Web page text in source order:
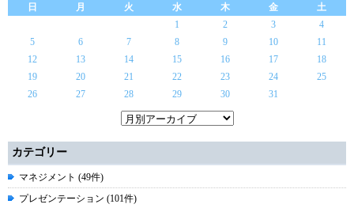
日
月 火 水 木 金
土
1
2 3
4
5
6 7 8 9 10
11
12
13 14 15 16 17
18
19
20 21 22 23 24
25
26
27 28 29 30 31
カテゴリー
マネジメント (49件)
プレゼンテーション (101件)